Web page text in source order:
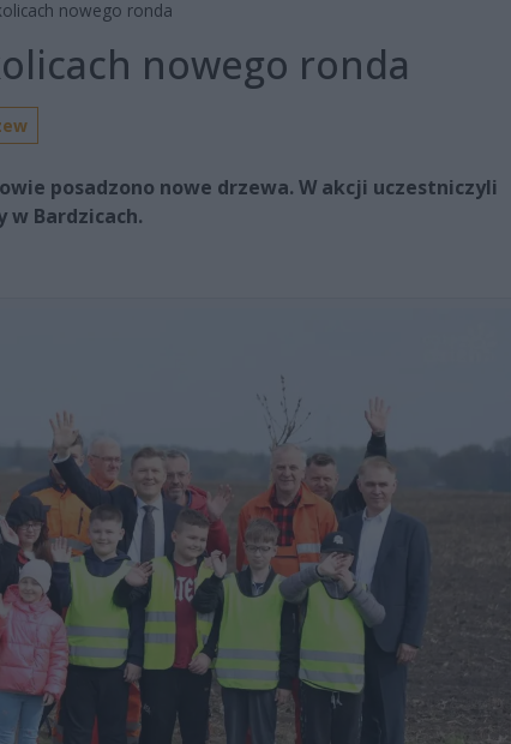
nowego ronda
nowego ronda
posadzono nowe drzewa. W akcji uczestniczyli
w Bardzicach.